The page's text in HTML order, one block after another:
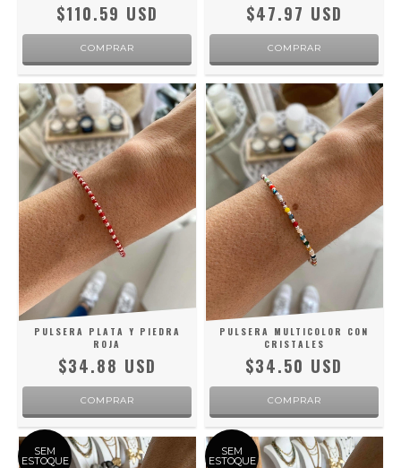
$110.59 USD $47.97 USD
PULSERA PLATA Y PIEDRA
ROJA
$34.88 USD
PULSERA MULTICOLOR CON
CRISTALES
$34.50 USD
SEM
ESTOQUE
SEM
ESTOQUE